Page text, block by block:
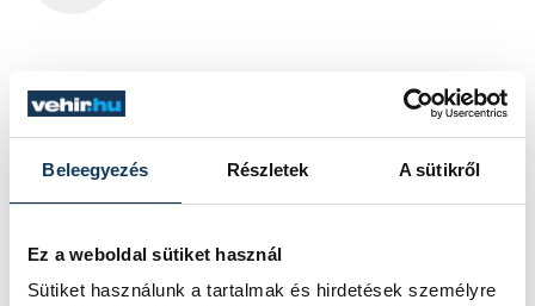
Beleegyezés Részletek A sütikről
Ez a weboldal sütiket használ
Sütiket használunk a tartalmak és hirdetések személyre
Események
KORÁBBI ESEMÉNYEK BETÖLTÉSE